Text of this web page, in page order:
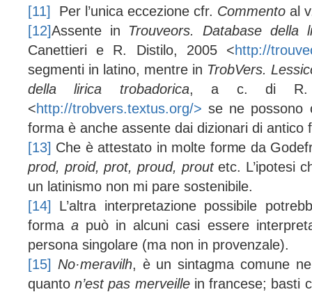
[11] Per l’unica eccezione cfr. Commento al
[12]Assente in Trouveors. Database della
Canettieri e R. Distilo, 2005 <http://
segmenti in latino, mentre in TrobVers.
della lirica trobadorica, a c. di R.
<http://trobvers.textus.org/> se ne possono
forma è anche assente dai dizionari di antico
[13] Che è attestato in molte forme da
prod, proid, prot, proud, proutetc. L’ipotesi
un latinismo non mi pare sostenibile.
[14] L’altra interpretazione possibile
formaa può in alcuni casi essere
persona singolare (ma non in provenzale).
[15] No·meravilh, è un sintagma comune
quanton’est pas merveille in francese; basti